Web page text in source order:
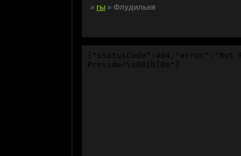
» гы » Флудильня